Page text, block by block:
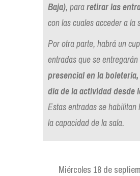
Baja), pararetirar las
con las cuales acceder a la
Por otra parte, habrá un
entradas que se
presencial en la
día de la actividad desde
Estas entradas se habilitan
la capacidad de la sala.
Miércoles 18 de